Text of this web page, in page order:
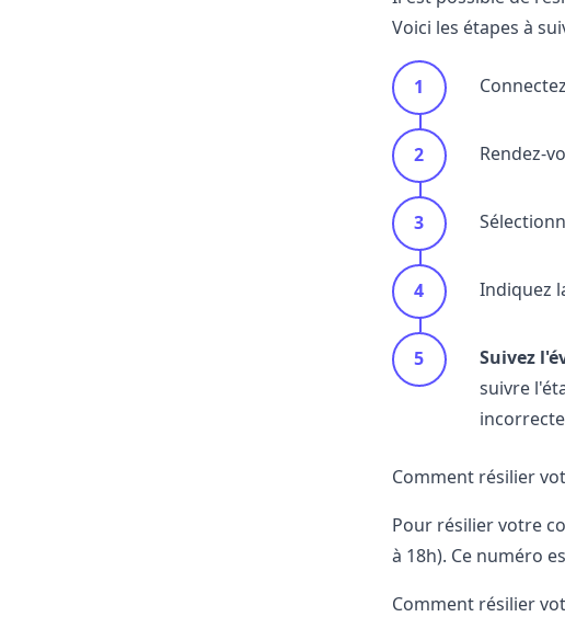
Voici les étapes à
Rendez-
Indiquez
Suivez
suivre
Comment résilier
Pour résilier votre
à 18h). Ce numéro
Comment résilier